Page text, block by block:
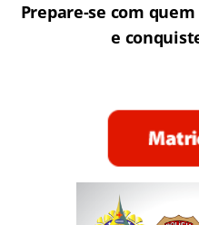
Prepare-se com
e